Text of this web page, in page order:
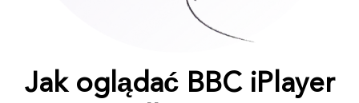
Jak oglądać BBC iPlayer